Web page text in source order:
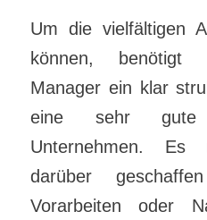
Um die vielfältigen
können, benötigt
Manager ein klar
eine sehr gute
Unternehmen. Es
darüber
Vorarbeiten oder